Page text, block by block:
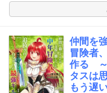
仲間を
冒険者
作る ～
タスは
もう遅